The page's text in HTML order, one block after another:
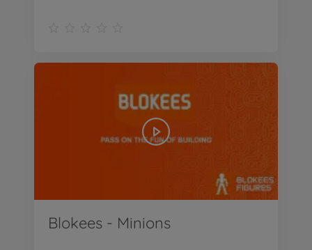
Blokees - Minions